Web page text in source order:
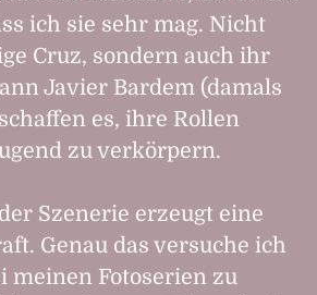
ich sie sehr mag. Nicht
Cruz, sondern auch ihr
Javier Bardem (damals
es, ihre Rollen
zu verkörpern.
Szenerie erzeugt eine
Genau das versuche ich
meinen Fotoserien zu